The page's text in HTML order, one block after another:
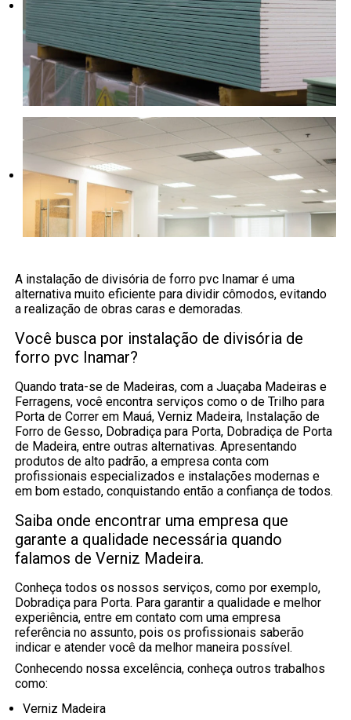
A instalação de divisória de forro pvc Inamar é uma
alternativa muito eficiente para dividir cômodos, evitando
a realização de obras caras e demoradas.
Você busca por instalação de divisória de
forro pvc Inamar?
Quando trata-se de Madeiras, com a Juaçaba Madeiras e
Ferragens, você encontra serviços como o de Trilho para
Porta de Correr em Mauá, Verniz Madeira, Instalação de
Forro de Gesso, Dobradiça para Porta, Dobradiça de Porta
de Madeira, entre outras alternativas. Apresentando
produtos de alto padrão, a empresa conta com
profissionais especializados e instalações modernas e
em bom estado, conquistando então a confiança de todos.
Saiba onde encontrar uma empresa que
garante a qualidade necessária quando
falamos de Verniz Madeira.
Conheça todos os nossos serviços, como por exemplo,
Dobradiça para Porta. Para garantir a qualidade e melhor
experiência, entre em contato com uma empresa
referência no assunto, pois os profissionais saberão
indicar e atender você da melhor maneira possível.
Conhecendo nossa excelência, conheça outros trabalhos
como:
Verniz Madeira